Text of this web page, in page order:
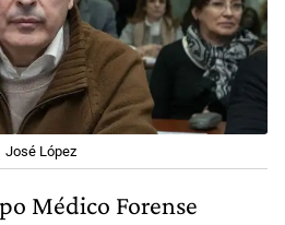
José López
Médico Forense